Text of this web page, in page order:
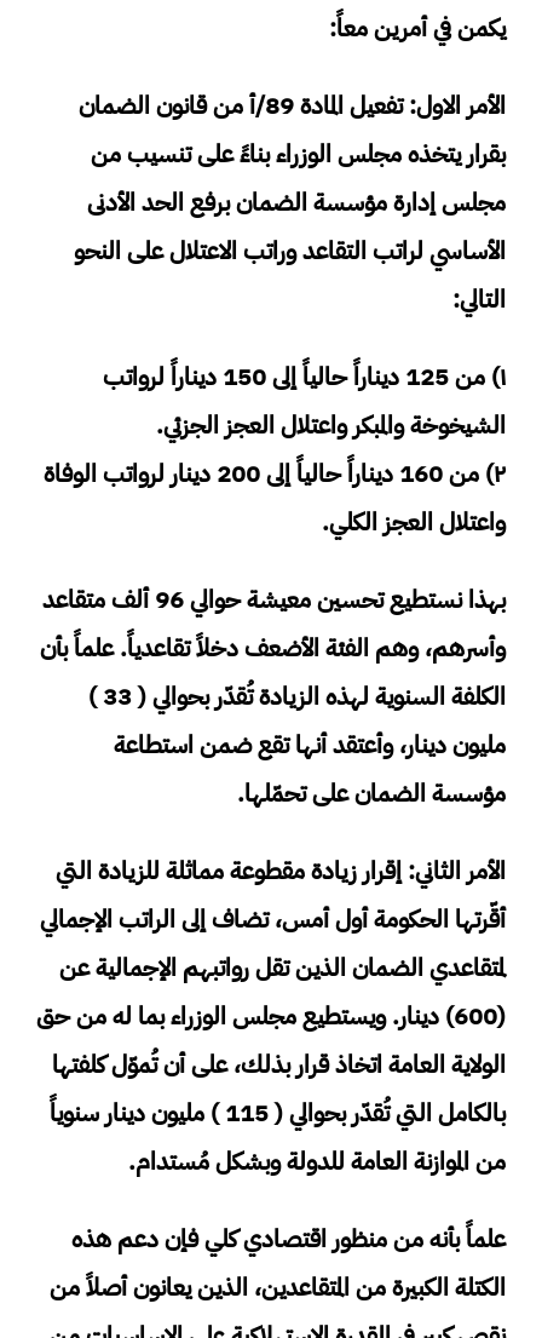
يكمن في أمرين معاً:
الأمر الاول: تفعيل المادة 89/أ من قانون الضمان
بقرار يتخذه مجلس الوزراء بناءً على تنسيب من
مجلس إدارة مؤسسة الضمان برفع الحد الأدنى
الأساسي لراتب التقاعد وراتب الاعتلال على النحو
التالي:
١) من 125 ديناراً حالياً إلى 150 ديناراً لرواتب
الشيخوخة والمبكر واعتلال العجز الجزئي.
٢) من 160 ديناراً حالياً إلى 200 دينار لرواتب الوفاة
واعتلال العجز الكلي.
بهذا نستطيع تحسين معيشة حوالي 96 ألف متقاعد
وأسرهم، وهم الفئة الأضعف دخلاً تقاعدياً. علماً بأن
الكلفة السنوية لهذه الزيادة تُقدّر بحوالي ( 33 )
مليون دينار، وأعتقد أنها تقع ضمن استطاعة
مؤسسة الضمان على تحمّلها.
الأمر الثاني: إقرار زيادة مقطوعة مماثلة للزيادة التي
أقّرتها الحكومة أول أمس، تضاف إلى الراتب الإجمالي
لمتقاعدي الضمان الذين تقل رواتبهم الإجمالية عن
(600) دينار. ويستطيع مجلس الوزراء بما له من حق
الولاية العامة اتخاذ قرار بذلك، على أن تُموّل كلفتها
بالكامل التي تُقدّر بحوالي ( 115 ) مليون دينار سنوياً
من الموازنة العامة للدولة وبشكل مُستدام.
علماً بأنه من منظور اقتصادي كلي فإن دعم هذه
الكتلة الكبيرة من المتقاعدين، الذين يعانون أصلاً من